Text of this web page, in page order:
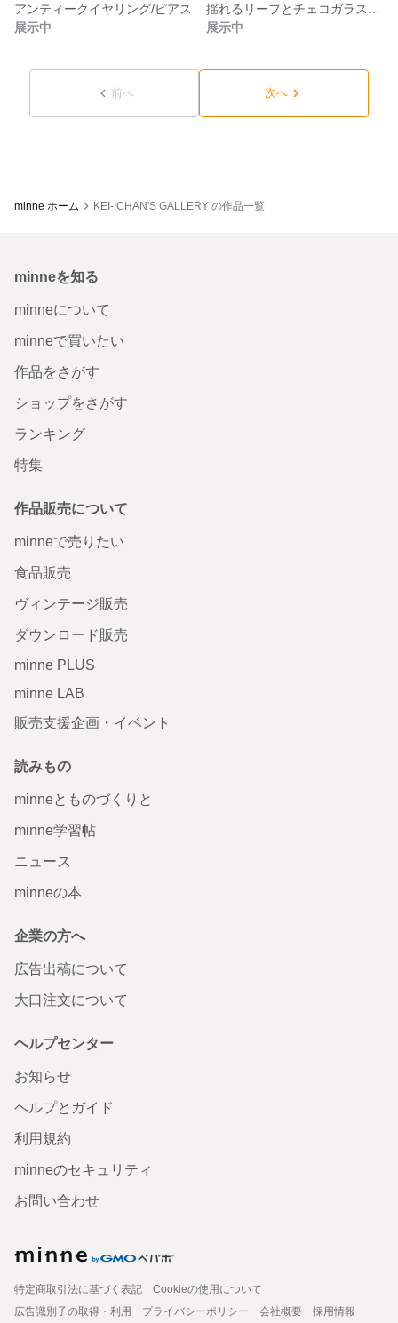
アンティークイヤリング/ピアス
展示中
展示中
前へ 次へ
minne ホーム KEI-ICHAN'S GALLERY の作品一覧
minneを知る
minneについて
minneで買いたい
作品をさがす
ショップをさがす
ランキング
特集
作品販売について
minneで売りたい
食品販売
ヴィンテージ販売
ダウンロード販売
minne PLUS
minne LAB
販売支援企画・イベント
読みもの
minneとものづくりと
minne学習帖
ニュース
minneの本
企業の方へ
広告出稿について
大口注文について
ヘルプセンター
お知らせ
ヘルプとガイド
利用規約
minneのセキュリティ
お問い合わせ
特定商取引法に基づく表記
Cookieの使用について
広告識別子の取得・利用
プライバシーポリシー 会社概要
採用情報